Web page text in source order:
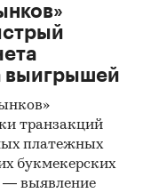
выигрышей
транзакций
платежных
букмекерских
— выявление